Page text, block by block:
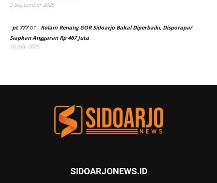
3 September 2025
pt 777on
Kolam Renang GOR Sidoarjo Bakal Diperbaiki, Disporapar
Siapkan Anggaran Rp 467 Juta
16 July 2025
SIDOARJONEWS.ID